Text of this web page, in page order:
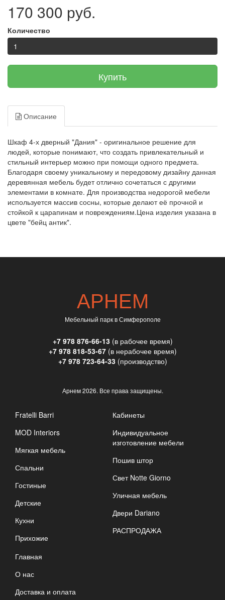
170 300 руб.
Количество
Купить
Описание
Шкаф 4-х дверный "Дания" - оригинальное решение для
людей, которые понимают, что создать привлекательный и
стильный интерьер можно при помощи одного предмета.
Благодаря своему уникальному и передовому дизайну данная
деревянная мебель будет отлично сочетаться с другими
элементами в комнате. Для производства недорогой мебели
используется массив сосны, которые делают её прочной и
стойкой к царапинам и повреждениям.Цена изделия указана в
цвете "бейц антик".
АРНЕМ
Мебельный парк в Симферополе
+7 978 876-66-13(в рабочее время)
+7 978 818-53-67(в нерабочее время)
+7 978 723-64-33(производство)
Арнем2026. Все права защищены.
Fratelli Barri
MOD Interiors
Мягкая мебель
Спальни
Гостиные
Детские
Кухни
Прихожие
Кабинеты
Индивидуальное
изготовление мебели
Пошив штор
Свет Notte Giorno
Уличная мебель
Двери Dariano
РАСПРОДАЖА
Главная
О нас
Доставка и оплата